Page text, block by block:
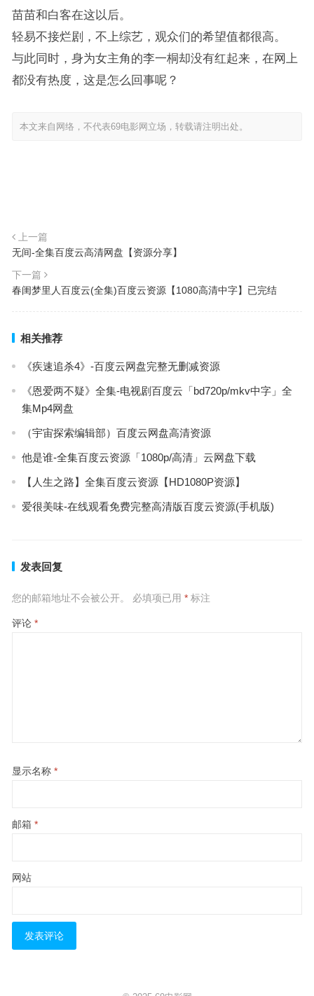
苗苗和白客在这以后。
轻易不接烂剧，不上综艺，观众们的希望值都很高。
与此同时，身为女主角的李一桐却没有红起来，在网上
都没有热度，这是怎么回事呢？
本文来自网络，不代表69电影网立场，转载请注明出处。
上一篇
无间-全集百度云高清网盘【资源分享】
下一篇
春闺梦里人百度云(全集)百度云资源【1080高清中字】已完结
相关推荐
《疾速追杀4》-百度云网盘完整无删减资源
《恩爱两不疑》全集-电视剧百度云「bd720p/mkv中字」全
集Mp4网盘
（宇宙探索编辑部）百度云网盘高清资源
他是谁-全集百度云资源「1080p/高清」云网盘下载
【人生之路】全集百度云资源【HD1080P资源】
爱很美味-在线观看免费完整高清版百度云资源(手机版)
发表回复
您的邮箱地址不会被公开。 必填项已用 *标注
评论 *
显示名称 *
邮箱 *
网站